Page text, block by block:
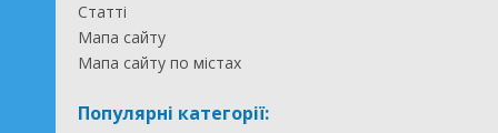
Статті
Мапа сайту
Мапа сайту по містах
Популярні категорії: